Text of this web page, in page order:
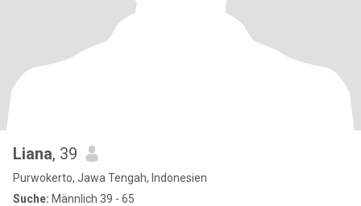
Liana, 39
Purwokerto, Jawa Tengah, Indonesien
Suche: Männlich 39 - 65